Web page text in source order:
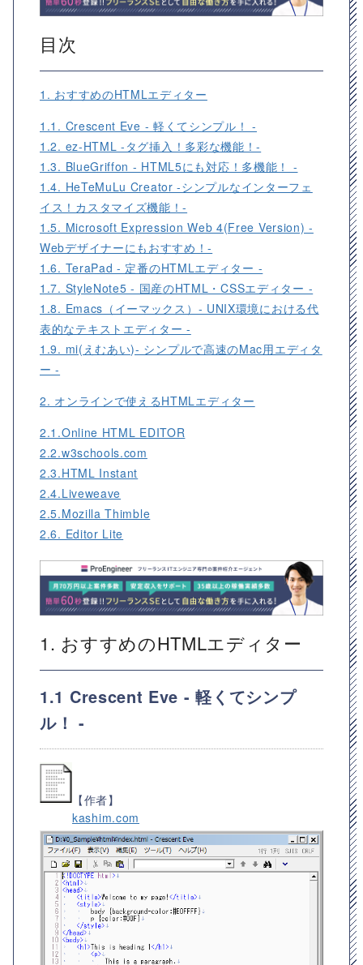
目次
1. おすすめのHTMLエディター
1.1. Crescent Eve - 軽くてシンプル！ -
1.2. ez-HTML -タグ挿入！多彩な機能！-
1.3. BlueGriffon - HTML5にも対応！多機能！ -
1.4. HeTeMuLu Creator -シンプルなインターフェ
イス！カスタマイズ機能！-
1.5. Microsoft Expression Web 4(Free Version) -
Webデザイナーにもおすすめ！-
1.6. TeraPad - 定番のHTMLエディター -
1.7. StyleNote5 - 国産のHTML・CSSエディター -
1.8. Emacs（イーマックス）- UNIX環境における代
表的なテキストエディター -
1.9. mi(えむあい)- シンプルで高速のMac用エディタ
ー -
2. オンラインで使えるHTMLエディター
2.1.Online HTML EDITOR
2.2.w3schools.com
2.3.HTML Instant
2.4.Liveweave
2.5.Mozilla Thimble
2.6. Editor Lite
1. おすすめのHTMLエディター
1.1 Crescent Eve - 軽くてシンプ
ル！ -
【作者】
kashim.com